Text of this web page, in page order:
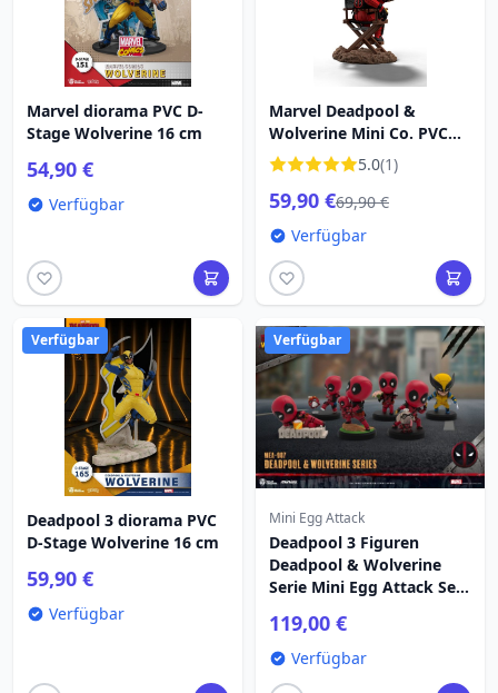
Marvel diorama PVC D-
Stage Wolverine 16 cm
54,90 €
Verfügbar
Marvel Deadpool &
Wolverine Mini Co. PVC
Deadpool Figur 13 cm
5.0(1)
59,90 €69,90 €
Verfügbar
Verfügbar
Deadpool 3 diorama PVC
D-Stage Wolverine 16 cm
59,90 €
Verfügbar
Verfügbar
Mini Egg Attack
Deadpool 3 Figuren
Deadpool & Wolverine
Serie Mini Egg Attack Set
119,00 €
Verfügbar